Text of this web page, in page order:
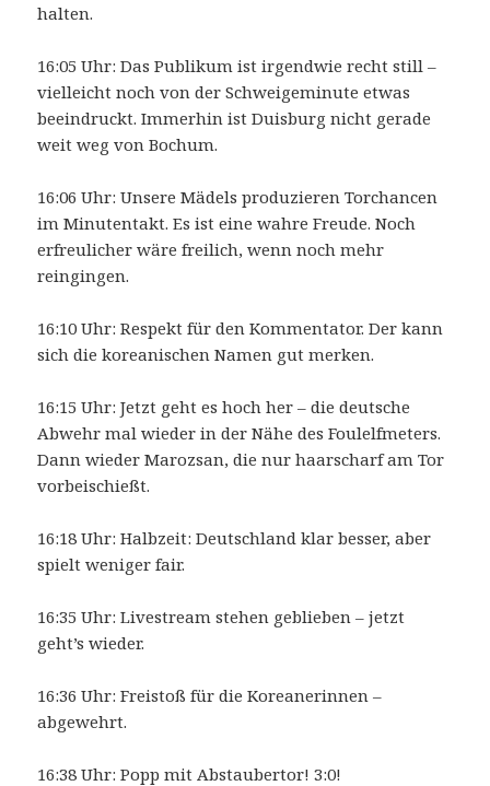
halten.
16:05 Uhr: Das Publikum ist irgendwie recht still –
vielleicht noch von der Schweigeminute etwas
beeindruckt. Immerhin ist Duisburg nicht gerade
weit weg von Bochum.
16:06 Uhr: Unsere Mädels produzieren Torchancen
im Minutentakt. Es ist eine wahre Freude. Noch
erfreulicher wäre freilich, wenn noch mehr
reingingen.
16:10 Uhr: Respekt für den Kommentator. Der kann
sich die koreanischen Namen gut merken.
16:15 Uhr: Jetzt geht es hoch her – die deutsche
Abwehr mal wieder in der Nähe des Foulelfmeters.
Dann wieder Marozsan, die nur haarscharf am Tor
vorbeischießt.
16:18 Uhr: Halbzeit: Deutschland klar besser, aber
spielt weniger fair.
16:35 Uhr: Livestream stehen geblieben – jetzt
geht’s wieder.
16:36 Uhr: Freistoß für die Koreanerinnen –
abgewehrt.
16:38 Uhr: Popp mit Abstaubertor! 3:0!